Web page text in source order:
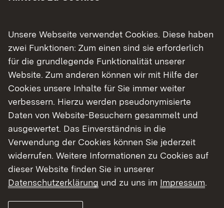
Facebook
Instagram
LinkedIn
Kontakt
Datenschutz
Erklärung zur Barrierefreiheit
Impressum
Unsere Webseite verwendet Cookies. Diese haben
zwei Funktionen: Zum einen sind sie erforderlich
für die grundlegende Funktionalität unserer
Website. Zum anderen können wir mit Hilfe der
Cookies unsere Inhalte für Sie immer weiter
verbessern. Hierzu werden pseudonymisierte
Daten von Website-Besuchern gesammelt und
ausgewertet. Das Einverständnis in die
Verwendung der Cookies können Sie jederzeit
widerrufen. Weitere Informationen zu Cookies auf
dieser Website finden Sie in unserer
Datenschutzerklärung und zu uns im Impressum.